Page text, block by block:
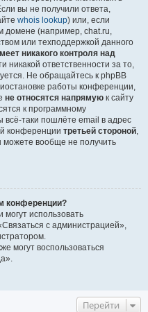
вы не получили ответа,
whois lookup) или, если
домене (например, chat.ru,
или техподдержкой данного
никакого контроля над
никакой ответственности за то,
Не обращайтесь к phpBB
работы конференции,
не относятся напрямую к сайту
к программному
таки пошлёте email в адрес
конференции третьей стороной,
можете вообще не получить
конференции?
использовать
с администрацией»,
могут воспользоваться
Перейти